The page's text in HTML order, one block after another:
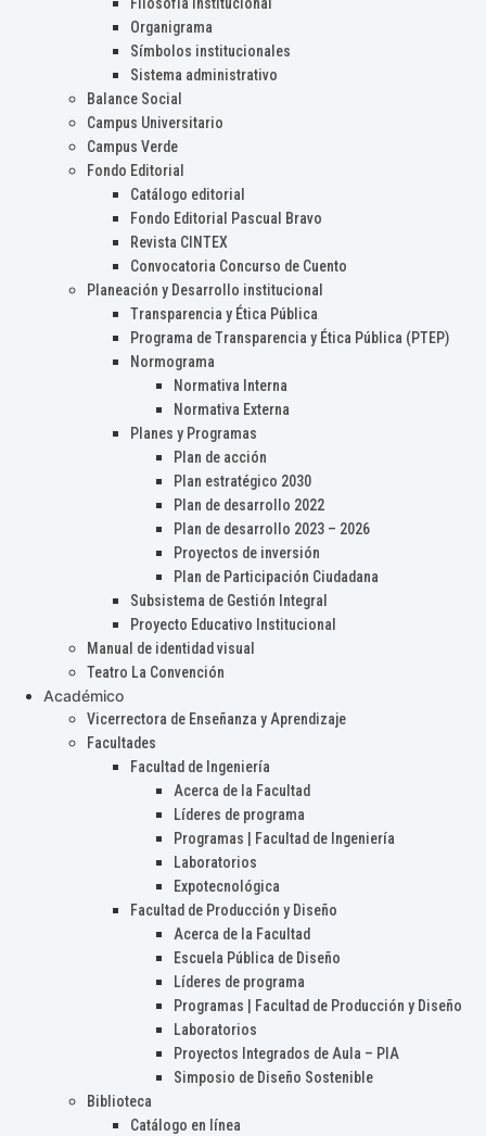
Filosofía institucional
Organigrama
Símbolos institucionales
Sistema administrativo
Balance Social
Campus Universitario
Campus Verde
Fondo Editorial
Catálogo editorial
Fondo Editorial Pascual Bravo
Revista CINTEX
Convocatoria Concurso de Cuento
Planeación y Desarrollo institucional
Transparencia y Ética Pública
Programa de Transparencia y Ética Pública (PTEP)
Normograma
Normativa Interna
Normativa Externa
Planes y Programas
Plan de acción
Plan estratégico 2030
Plan de desarrollo 2022
Plan de desarrollo 2023 – 2026
Proyectos de inversión
Plan de Participación Ciudadana
Subsistema de Gestión Integral
Proyecto Educativo Institucional
Manual de identidad visual
Teatro La Convención
Académico
Vicerrectora de Enseñanza y Aprendizaje
Facultades
Facultad de Ingeniería
Acerca de la Facultad
Líderes de programa
Programas | Facultad de Ingeniería
Laboratorios
Expotecnológica
Facultad de Producción y Diseño
Acerca de la Facultad
Escuela Pública de Diseño
Líderes de programa
Programas | Facultad de Producción y Diseño
Laboratorios
Proyectos Integrados de Aula – PIA
Simposio de Diseño Sostenible
Biblioteca
Catálogo en línea